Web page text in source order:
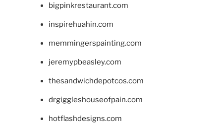
bigpinkrestaurant.com
inspirehuahin.com
memmingerspainting.com
jeremypbeasley.com
thesandwichdepotcos.com
drgiggleshouseofpain.com
hotflashdesigns.com